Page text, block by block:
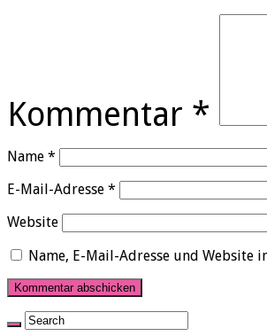
Kommentar *
Name *
E-Mail-Adresse *
Website
Name, E-Mail-Adresse und Website